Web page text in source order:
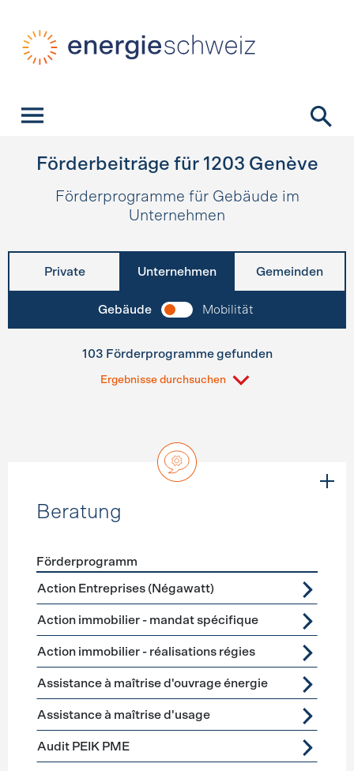
Förderbeiträge für 1203 Genève
Förderprogramme für Gebäude im
Unternehmen
Private Unternehmen Gemeinden
Gebäude Mobilität
103 Förderprogramme gefunden
Ergebnisse durchsuchen
Beratung
Förderprogramme Beratung
Förderprogramm
Action Entreprises (Négawatt)
Action immobilier - mandat spécifique
Action immobilier - réalisations régies
Assistance à maîtrise d'ouvrage énergie
Assistance à maîtrise d'usage
Audit PEIK PME